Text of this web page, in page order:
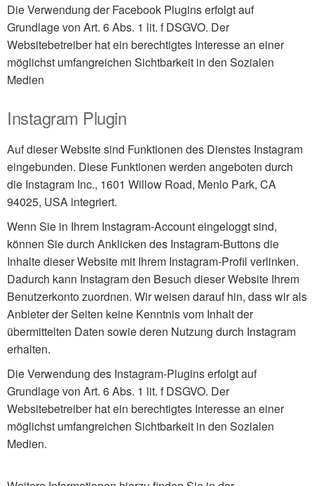
Die Verwendung der Facebook Plugins erfolgt auf
Grundlage von Art. 6 Abs. 1 lit. f DSGVO. Der
Websitebetreiber hat ein berechtigtes Interesse an einer
möglichst umfangreichen Sichtbarkeit in den Sozialen
Medien
Instagram Plugin
Auf dieser Website sind Funktionen des Dienstes Instagram
eingebunden. Diese Funktionen werden angeboten durch
die Instagram Inc., 1601 Willow Road, Menlo Park, CA
94025, USA integriert.
Wenn Sie in Ihrem Instagram-Account eingeloggt sind,
können Sie durch Anklicken des Instagram-Buttons die
Inhalte dieser Website mit Ihrem Instagram-Profil verlinken.
Dadurch kann Instagram den Besuch dieser Website Ihrem
Benutzerkonto zuordnen. Wir weisen darauf hin, dass wir als
Anbieter der Seiten keine Kenntnis vom Inhalt der
übermittelten Daten sowie deren Nutzung durch Instagram
erhalten.
Die Verwendung des Instagram-Plugins erfolgt auf
Grundlage von Art. 6 Abs. 1 lit. f DSGVO. Der
Websitebetreiber hat ein berechtigtes Interesse an einer
möglichst umfangreichen Sichtbarkeit in den Sozialen
Medien.